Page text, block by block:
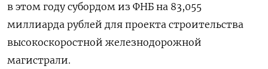
в этом году субордом из ФНБ на 83,055
миллиарда рублей для проекта строительства
высокоскоростной железнодорожной
магистрали.